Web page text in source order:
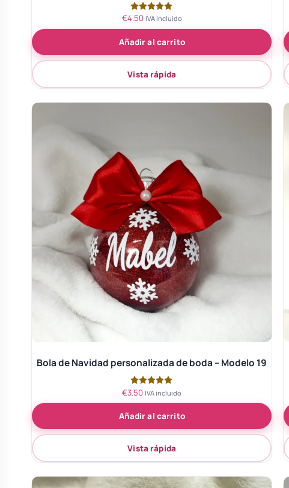
Valorado
de 5
€4.50 IVA incluido
Añadir al carrito
Vista rápida
Bola de Navidad personalizada de boda – Modelo 19
Valorado
de 5
€3.50 IVA incluido
Añadir al carrito
Vista rápida